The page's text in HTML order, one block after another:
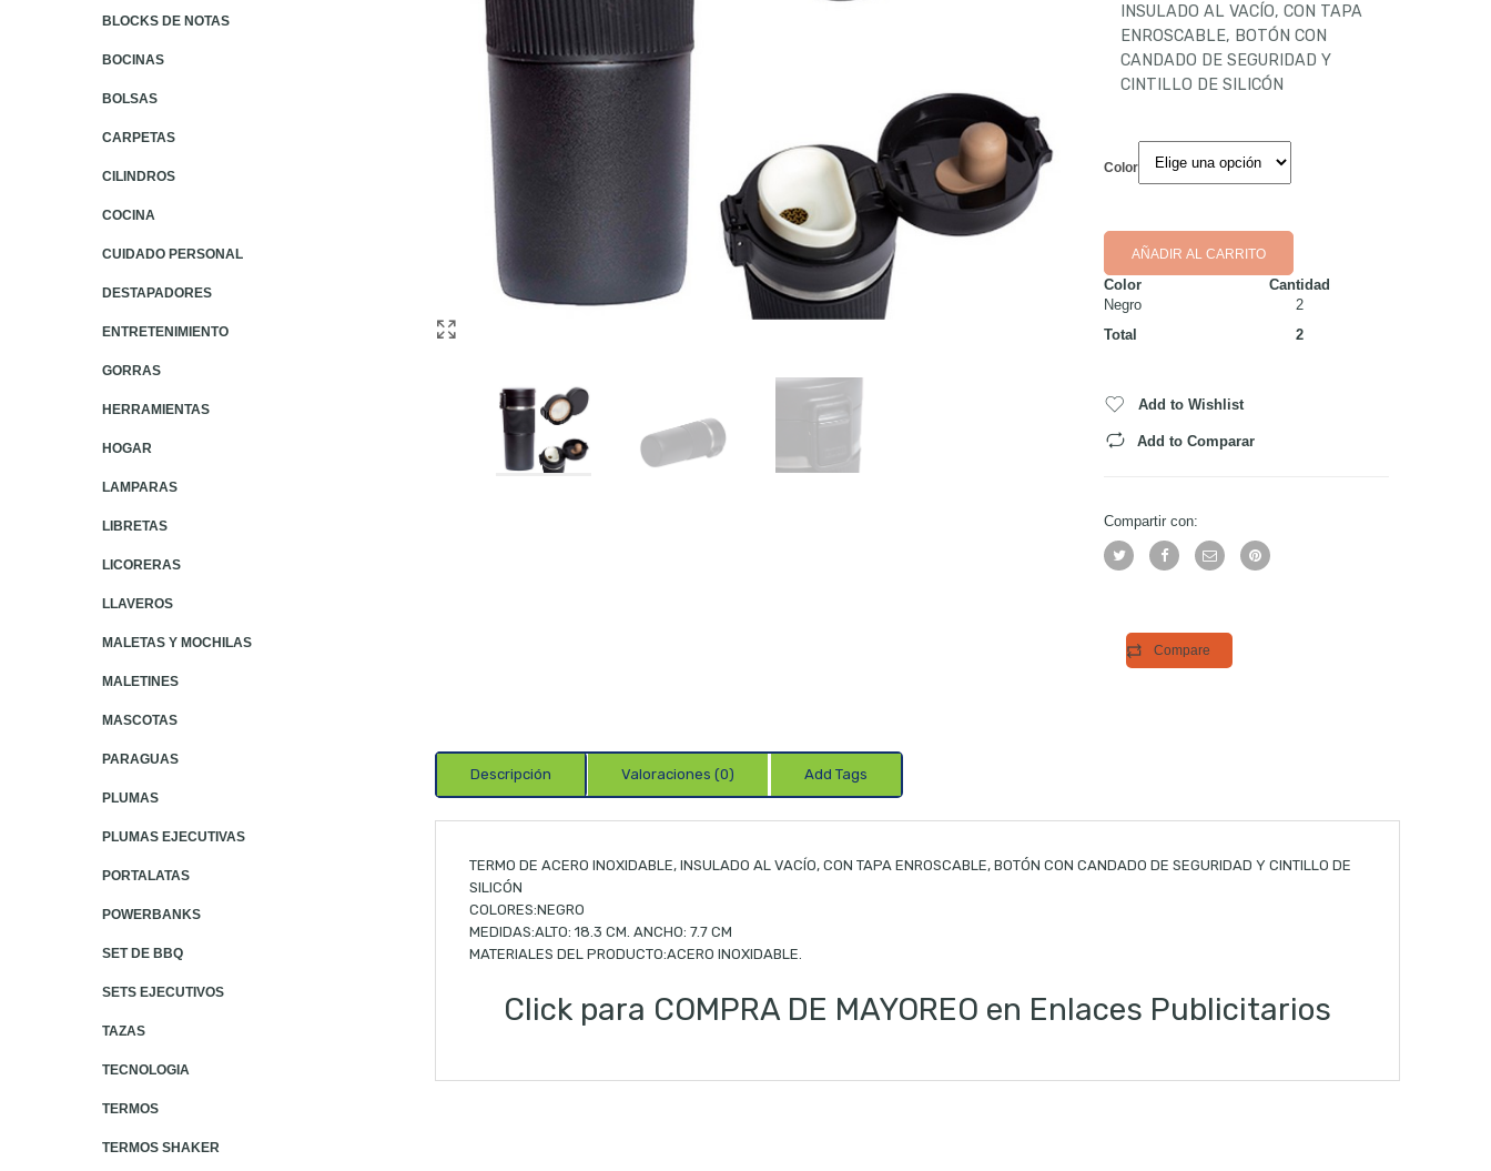
INSULADO AL VACÍO, CON TAPA
ENROSCABLE, BOTÓN CON
CANDADO DE SEGURIDAD Y
CINTILLO DE SILICÓN
Color
AÑADIR AL CARRITO
Color
Cantidad
Negro
2
Total
2
Add to Wishlist
Add to Comparar
Compartir con:
Compare
Descripción Valoraciones (0) Add Tags
TERMO DE ACERO INOXIDABLE, INSULADO AL VACÍO, CON TAPA ENROSCABLE, BOTÓN CON CANDADO DE SEGURIDAD Y CINTILLO DE
SILICÓN
COLORES:NEGRO
MEDIDAS:ALTO: 18.3 CM. ANCHO: 7.7 CM
MATERIALES DEL PRODUCTO:ACERO INOXIDABLE.
Click para COMPRA DE MAYOREO en Enlaces Publicitarios
BLOCKS DE NOTAS
BOCINAS
BOLSAS
CARPETAS
CILINDROS
COCINA
CUIDADO PERSONAL
DESTAPADORES
ENTRETENIMIENTO
GORRAS
HERRAMIENTAS
HOGAR
LAMPARAS
LIBRETAS
LICORERAS
LLAVEROS
MALETAS Y MOCHILAS
MALETINES
MASCOTAS
PARAGUAS
PLUMAS
PLUMAS EJECUTIVAS
PORTALATAS
POWERBANKS
SET DE BBQ
SETS EJECUTIVOS
TAZAS
TECNOLOGIA
TERMOS
TERMOS SHAKER